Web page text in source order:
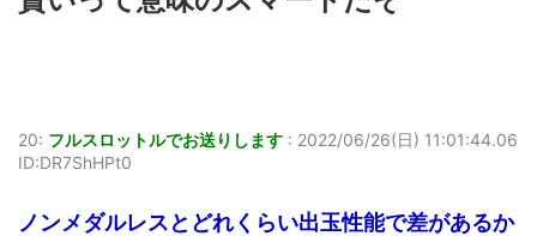
20: フルスロットルでお送りします : 2022/06/26(日) 11:01:44.06
ID:DR7ShHPt0
ノンメダルレスとどれくらい出玉性能で差があるか